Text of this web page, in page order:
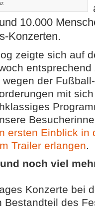
10.000
Konzerten.
zeigte sich auf
entsprechend
der
mit
ersten Einblick in
Trailer erlangen.
noch viel
Konzerte bei
des